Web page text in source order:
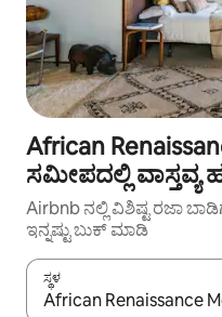
African
ಸಮೀಪದಲ್ಲಿ ವಾಸ್ತವ್ಯ
Airbnb ನಲ್ಲಿ ವಿಶಿಷ್ಟ ರಜಾ
ಇನ್ನಷ್ಟು ಬುಕ್ ಮಾಡಿ
ಸ್ಥಳ
ಫಲಿತಾಂಶಗಳು